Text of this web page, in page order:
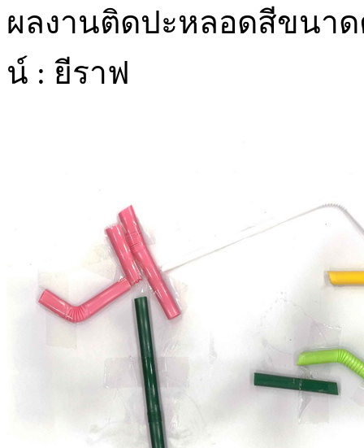
ผลงานติดปะหลอดสีขนา
น์ : ยีราฟ